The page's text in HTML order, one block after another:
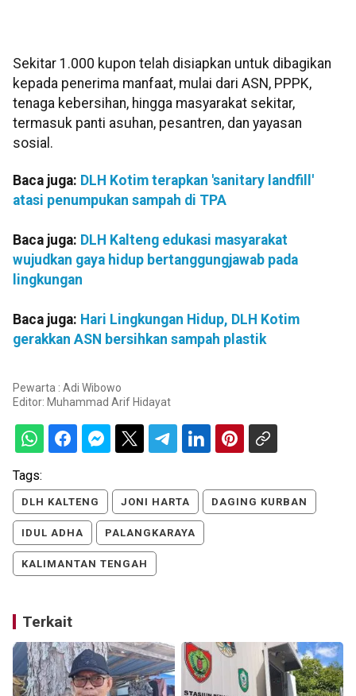
Sekitar 1.000 kupon telah disiapkan untuk dibagikan
kepada penerima manfaat, mulai dari ASN, PPPK,
tenaga kebersihan, hingga masyarakat sekitar,
termasuk panti asuhan, pesantren, dan yayasan
sosial.
Baca juga: DLH Kotim terapkan 'sanitary landfill'
atasi penumpukan sampah di TPA
Baca juga: DLH Kalteng edukasi masyarakat
wujudkan gaya hidup bertanggungjawab pada
lingkungan
Baca juga: Hari Lingkungan Hidup, DLH Kotim
gerakkan ASN bersihkan sampah plastik
Pewarta : Adi Wibowo
Editor: Muhammad Arif Hidayat
Tags:
DLH KALTENG JONI HARTA DAGING KURBAN
IDUL ADHA PALANGKARAYA
KALIMANTAN TENGAH
Terkait